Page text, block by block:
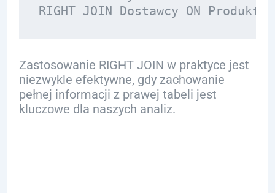
Zastosowanie RIGHT JOIN w praktyce jest
niezwykle efektywne, gdy zachowanie
pełnej informacji z prawej tabeli jest
kluczowe dla naszych analiz.